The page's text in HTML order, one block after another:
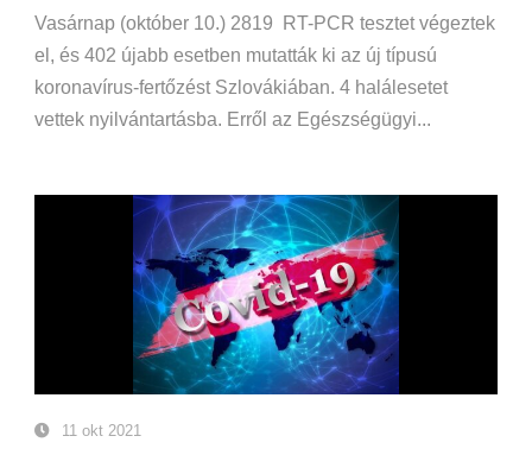
Vasárnap (október 10.) 2819 RT-PCR tesztet végeztek
el, és 402 újabb esetben mutatták ki az új típusú
koronavírus-fertőzést Szlovákiában. 4 halálesetet
vettek nyilvántartásba. Erről az Egészségügyi...
11 okt 2021